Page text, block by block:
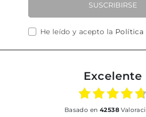
SUSCRIBIRSE
He leído y acepto la Política
Excelente
basado en 42538